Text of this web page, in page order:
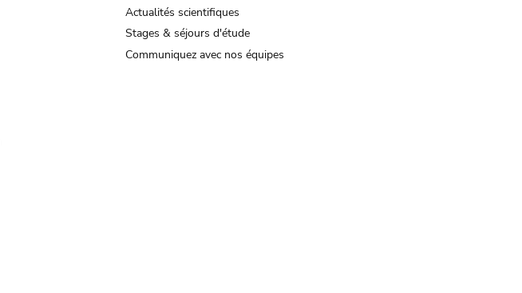
Actualités scientifiques
Stages & séjours d'étude
Communiquez avec nos équipes